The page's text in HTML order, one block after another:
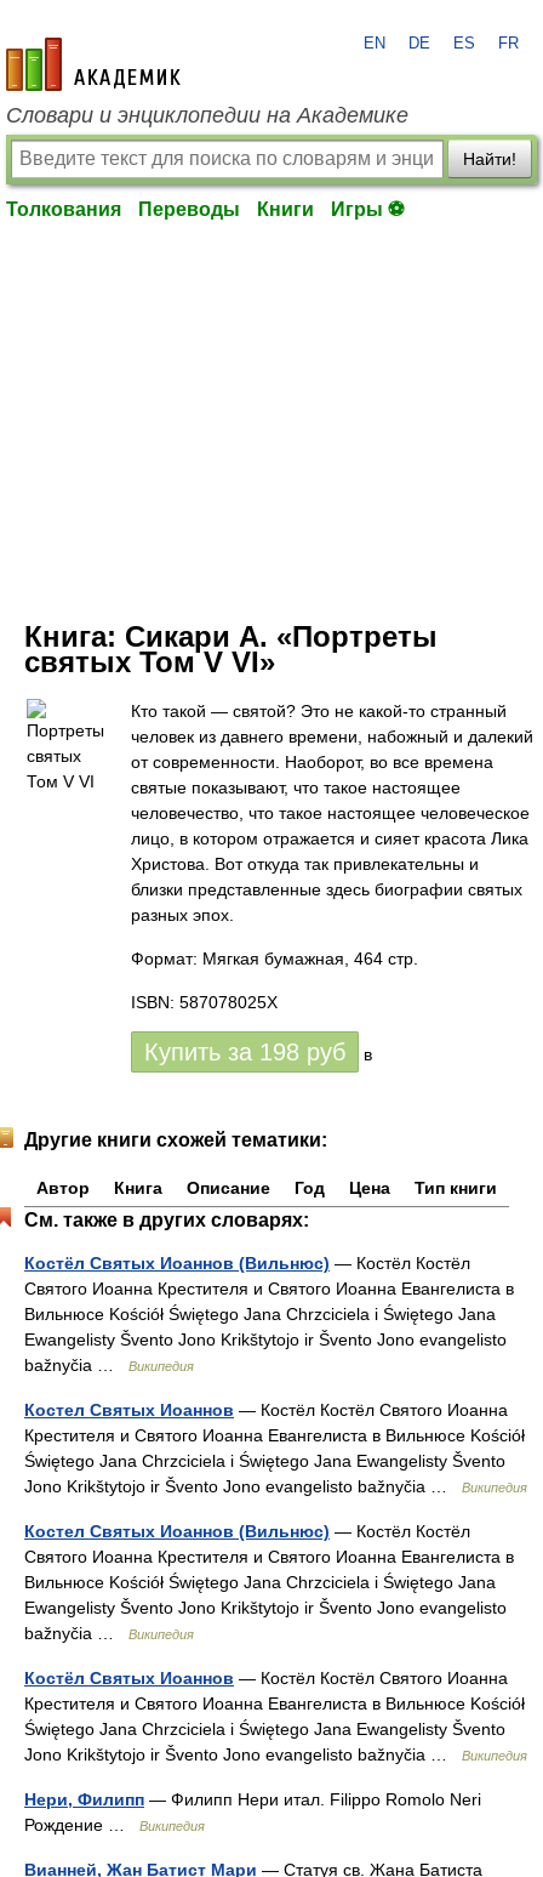
academic.ru
EN DE ES FR
Словари и энциклопедии на Академике
Найти!
Толкования Переводы Книги Игры ⚽
Книга: Сикари А. «Портреты
святых Том V VI»
Кто такой — святой? Это не какой-то странный
человек из давнего времени, набожный и далекий
от современности. Наоборот, во все времена
святые показывают, что такое настоящее
человечество, что такое настоящее человеческое
лицо, в котором отражается и сияет красота Лика
Христова. Вот откуда так привлекательны и
близки представленные здесь биографии святых
разных эпох.
Формат: Мягкая бумажная, 464 стр.
ISBN: 587078025X
Купить за 198 руб в
Другие книги схожей тематики:
Автор Книга Описание Год Цена Тип книги
См. также в других словарях:
Костёл Святых Иоаннов (Вильнюс) — Костёл Костёл
Святого Иоанна Крестителя и Святого Иоанна Евангелиста в
Вильнюсе Kościół Świętego Jana Chrzciciela i Świętego Jana
Ewangelisty Švento Jono Krikštytojo ir Švento Jono evangelisto
bažnyčia …
Википедия
Костел Святых Иоаннов — Костёл Костёл Святого Иоанна
Крестителя и Святого Иоанна Евангелиста в Вильнюсе Kościół
Świętego Jana Chrzciciela i Świętego Jana Ewangelisty Švento
Jono Krikštytojo ir Švento Jono evangelisto bažnyčia …
Википедия
Костел Святых Иоаннов (Вильнюс) — Костёл Костёл
Святого Иоанна Крестителя и Святого Иоанна Евангелиста в
Вильнюсе Kościół Świętego Jana Chrzciciela i Świętego Jana
Ewangelisty Švento Jono Krikštytojo ir Švento Jono evangelisto
bažnyčia …
Википедия
Костёл Святых Иоаннов — Костёл Костёл Святого Иоанна
Крестителя и Святого Иоанна Евангелиста в Вильнюсе Kościół
Świętego Jana Chrzciciela i Świętego Jana Ewangelisty Švento
Jono Krikštytojo ir Švento Jono evangelisto bažnyčia …
Википедия
Нери, Филипп — Филипп Нери итал. Filippo Romolo Neri
Рождение …
Википедия
Вианней, Жан Батист Мари — Статуя св. Жана Батиста